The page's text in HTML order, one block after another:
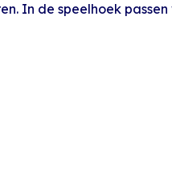
In de speelhoek